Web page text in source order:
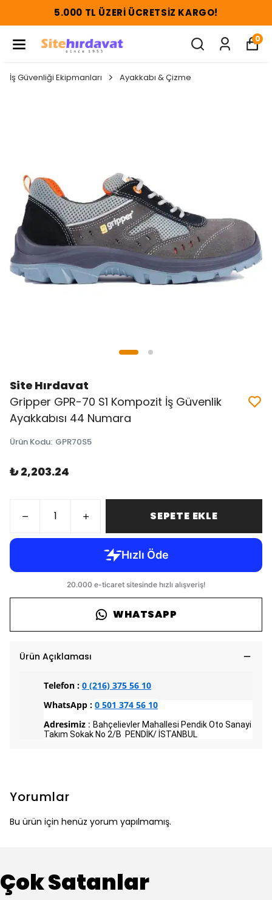
5.000 TL ÜZERI ÜCRETSIZ KARGO!
0
İş Güvenliği Ekipmanları Ayakkabı & Çizme
Site Hırdavat
Gripper GPR-70 S1 Kompozit İş Güvenlik
Ayakkabısı 44 Numara
Ürün Kodu: GPR70S5
₺ 2,203.24
SEPETE EKLE
WHATSAPP
Ürün Açıklaması
Telefon : 0 (216) 375 56 10
WhatsApp : 0 501 374 56 10
Adresimiz : Bahçelievler Mahallesi Pendik Oto Sanayi
Takım Sokak No 2/B PENDİK/ İSTANBUL
Yorumlar
Bu ürün için henüz yorum yapılmamış.
Çok Satanlar